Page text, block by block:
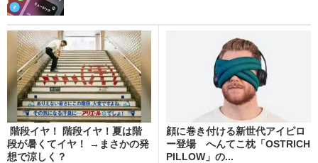
階段イヤ！ 階段イヤ！夏は階
段が暑くてイヤ！ →まさかの発
想で涼しく？
顔に巻き付ける新世代アイピロ
ー登場 へんてこ枕「OSTRICH
PILLOW」の...